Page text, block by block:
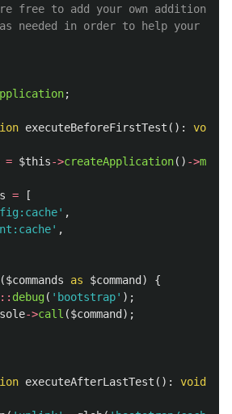
free to add your own additional
needed in order to help your
;
executeBeforeFirstTest ():
void
= $this->createApplication() ->make
=
[
,
,
($commands as $command )
{
:: debug( 'bootstrap' );
->call ($command );
executeAfterLastTest ():
void